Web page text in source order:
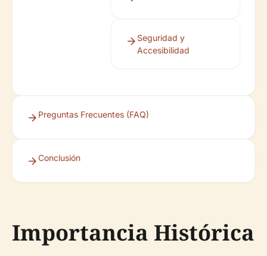
Seguridad y
Accesibilidad
Preguntas Frecuentes (FAQ)
Conclusión
Importancia Histórica